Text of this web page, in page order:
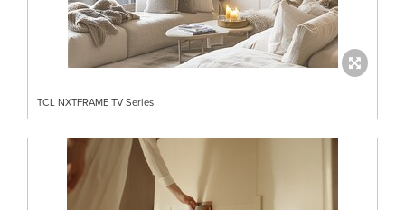
TCL NXTFRAME TV Series